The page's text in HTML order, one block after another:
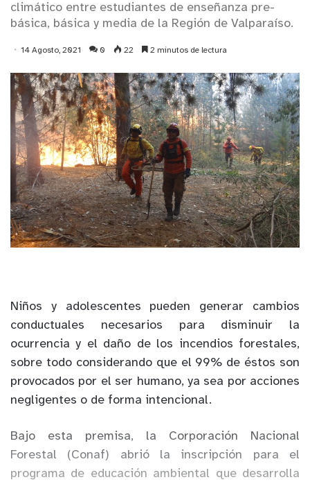
climático entre estudiantes de enseñanza pre-
básica, básica y media de la Región de Valparaíso.
14 Agosto, 2021 0 22 2 minutos de lectura
Niños y adolescentes pueden generar cambios
conductuales necesarios para disminuir la
ocurrencia y el daño de los incendios forestales,
sobre todo considerando que el 99% de éstos son
provocados por el ser humano, ya sea por acciones
negligentes o de forma intencional.
Bajo esta premisa, la Corporación Nacional
Forestal (Conaf) abrió la inscripción para el
programa de educación ambiental que desarrolla